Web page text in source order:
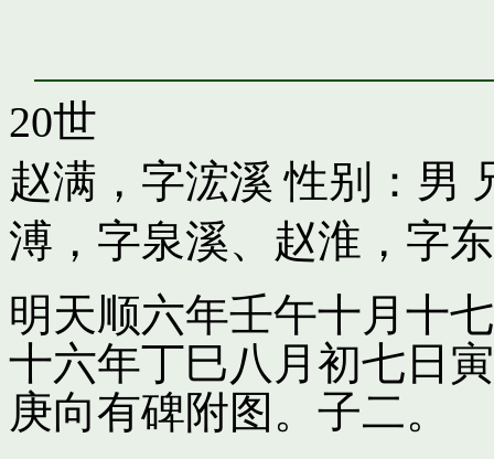
20世
赵满，字浤溪 性别：男
溥，字泉溪、 赵淮，字
明天顺六年壬午十月十
十六年丁巳八月初七日
庚向有碑附图。子二。